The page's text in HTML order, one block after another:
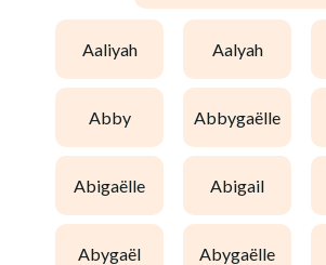
aaliyah aalyah
abby abbygaëlle
abigaëlle abigail
abygaël abygaëlle